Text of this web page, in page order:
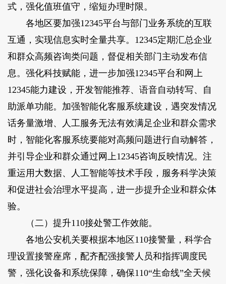
式，强化值班值守，缩短办理时限。
各地区要加强12345平台与部门业务系统的互联
互通，实现信息实时全量共享。12345定期汇总企业
和群众高频咨询类问题，督促相关部门主动发布信
息。强化科技赋能，进一步加强12345平台和网上
12345能力建设，开发智能推荐、语音自动转写、自
助派单功能。加强智能化客服系统建设，遇突发情况
话务量激增、人工服务无法有效满足企业和群众需求
时，智能化客服系统要能对高频问题进行自动解答，
并引导企业和群众通过网上12345咨询反映情况。注
重运用大数据、人工智能等技术手段，服务科学决策
和促进社会治理水平提高，进一步提升企业和群众体
验。
（二）提升110接处警工作效能。
各地公安机关要根据本地区110接警量，科学合
理设置接警座席，配齐配强接警人员和指挥调度民
警，强化设备和系统保障，确保110“生命线”全天候